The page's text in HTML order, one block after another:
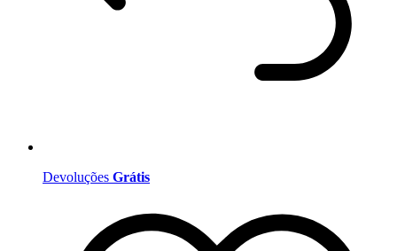
Devoluções Grátis